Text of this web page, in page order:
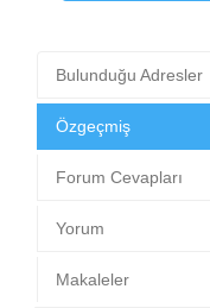
Bulunduğu Adresler
Özgeçmiş
Forum Cevapları
Yorum
Makaleler